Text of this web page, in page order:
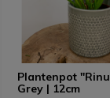
Plantenpot
Grey | 12cm